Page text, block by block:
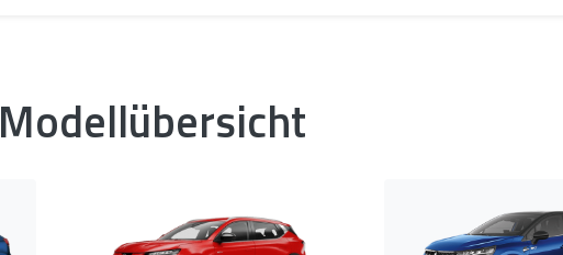
Modellübersicht